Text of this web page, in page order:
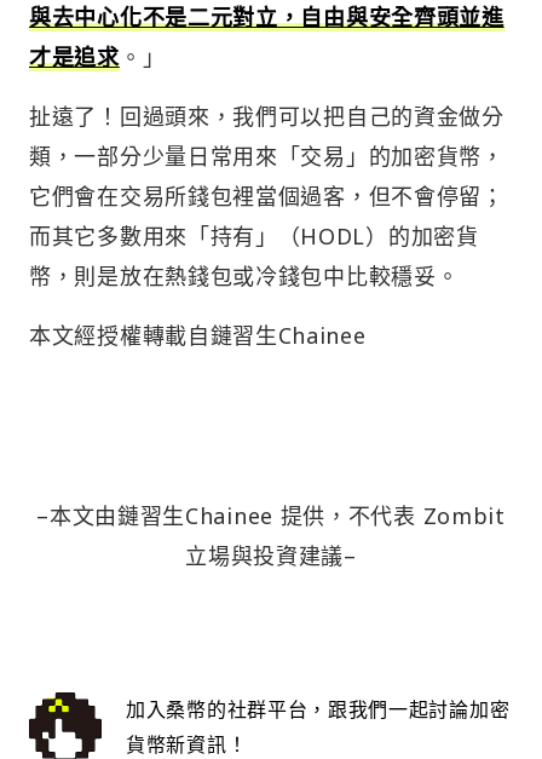
與去中心化不是二元對立，自由與安全齊頭並進
才是追求。」
扯遠了！回過頭來，我們可以把自己的資金做分
類，一部分少量日常用來「交易」的加密貨幣，
它們會在交易所錢包裡當個過客，但不會停留；
而其它多數用來「持有」（HODL）的加密貨
幣，則是放在熱錢包或冷錢包中比較穩妥。
本文經授權轉載自鏈習生Chainee
–本文由鏈習生Chainee 提供，不代表 Zombit
立場與投資建議–
加入桑幣的社群平台，跟我們一起討論加密
貨幣新資訊！